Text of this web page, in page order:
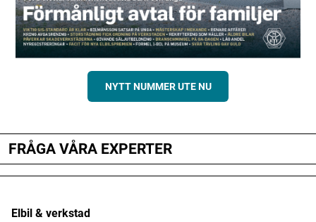
NYTT NUMMER UTE NU
FRÅGA VÅRA EXPERTER
Elbil & verkstad